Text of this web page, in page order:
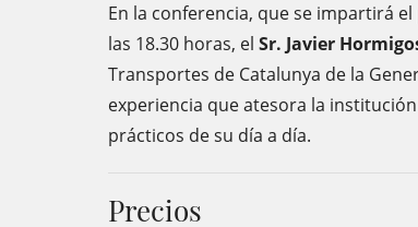
En la conferencia, que se impartirá
las 18.30 horas, el Sr. Javier
Transportes de Catalunya de la
experiencia que atesora la
prácticos de su día a día.
Precios